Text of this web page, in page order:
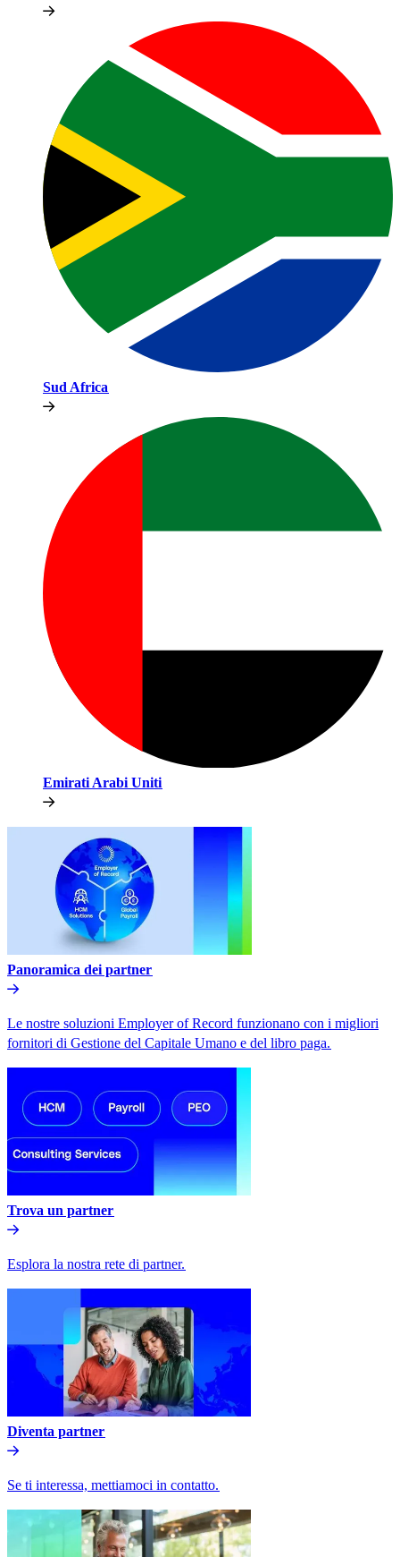
Sud Africa​​
Emirati Arabi Uniti​​
Panoramica dei partner​​
Le nostre soluzioni Employer of Record funzionano con i migliori
fornitori di Gestione del Capitale Umano e del libro paga.​​
Trova un partner​​
Esplora la nostra rete di partner.​​
Diventa partner​​
Se ti interessa, mettiamoci in contatto.​​